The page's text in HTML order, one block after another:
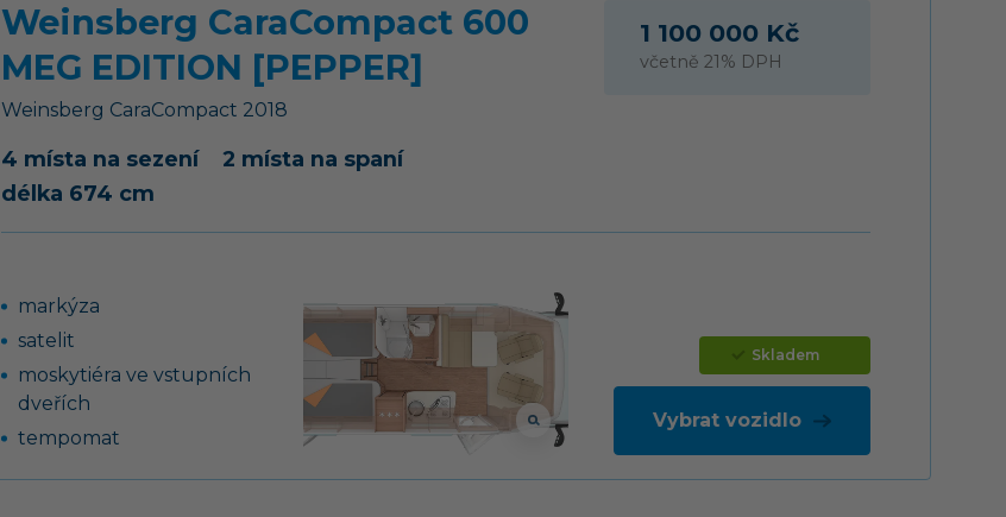
Weinsberg CaraCompact 600
MEG EDITION [PEPPER]
Weinsberg CaraCompact 2018
4 místa na sezení
2 místa na spaní
délka 674 cm
1 100 000 Kč
včetně 21% DPH
markýza
satelit
moskytiéra ve vstupních
dveřích
tempomat
Skladem
Vybrat vozidlo